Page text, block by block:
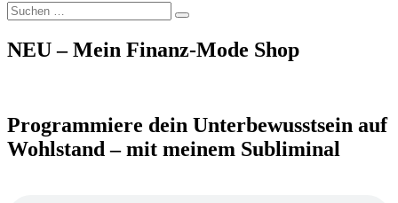
Suchen
nach:
Suchen
NEU – Mein Finanz-Mode Shop
Programmiere dein Unterbewusstsein auf
Wohlstand – mit meinem Subliminal